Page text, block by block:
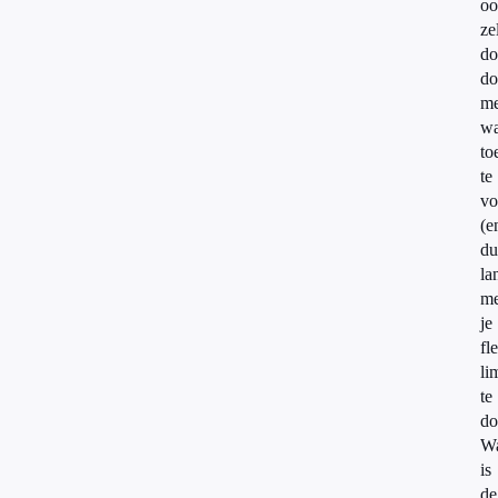
te
je
te
is
de